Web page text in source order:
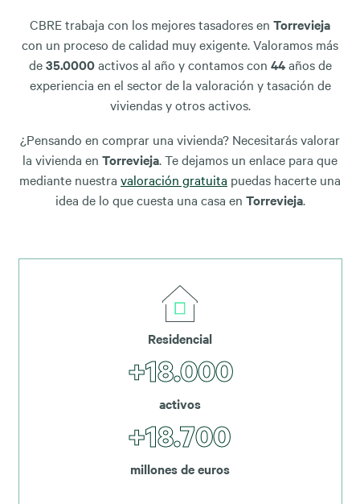
CBRE trabaja con los mejores tasadores en Torrevieja
con un proceso de calidad muy exigente. Valoramos más
de35.0000activos al año y contamos con 44años de
experiencia en el sector de la valoración y tasación de
viviendas y otros activos.
¿Pensando en comprar una vivienda? Necesitarás valorar
la vivienda en Torrevieja. Te dejamos un enlace para que
mediante nuestra valoración gratuita puedas hacerte una
idea de lo que cuesta una casa en Torrevieja.
Residencial
+18.000
activos
+18.700
millones de euros